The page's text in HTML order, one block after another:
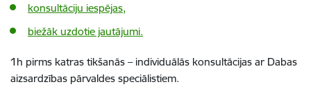
konsultāciju iespējas,
biežāk uzdotie jautājumi.
1h pirms katras tikšanās – individuālās konsultācijas ar Dabas
aizsardzības pārvaldes speciālistiem.